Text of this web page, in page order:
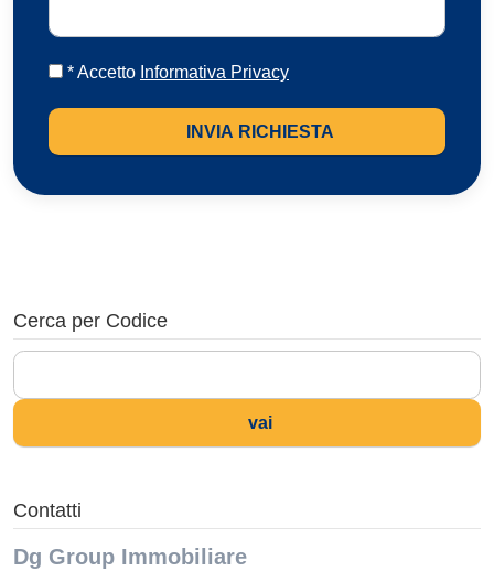
* Accetto Informativa Privacy
INVIA RICHIESTA
Cerca per Codice
vai
Contatti
Dg Group Immobiliare